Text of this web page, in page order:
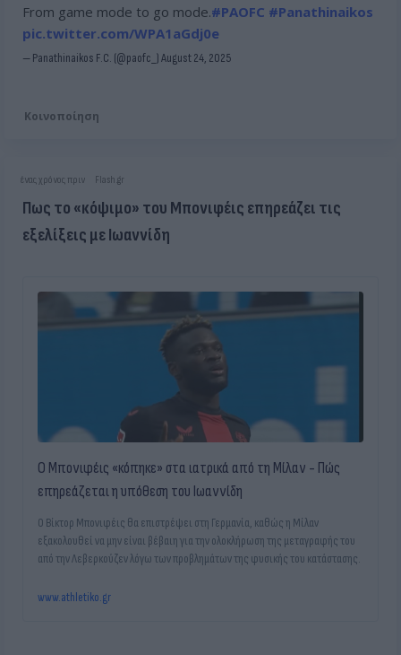
From game mode to go mode.#PAOFC #Panathinaikos
pic.twitter.com/WPA1aGdj0e
— Panathinaikos F.C. (@paofc_)August 24, 2025
Κοινοποίηση
ένας χρόνος πριν Flash.gr
Πως το «κόψιμο» του Μπονιφέις επηρεάζει τις
εξελίξεις με Ιωαννίδη
Ο Μπονιφέις «κόπηκε» στα ιατρικά από τη Μίλαν - Πώς
επηρεάζεται η υπόθεση του Ιωαννίδη
Ο Βίκτορ Μπονιφέις θα επιστρέψει στη Γερμανία, καθώς η Μίλαν
εξακολουθεί να μην είναι βέβαιη για την ολοκλήρωση της μεταγραφής του
από την Λεβερκούζεν λόγω των προβλημάτων της φυσικής του κατάστασης.
www.athletiko.gr